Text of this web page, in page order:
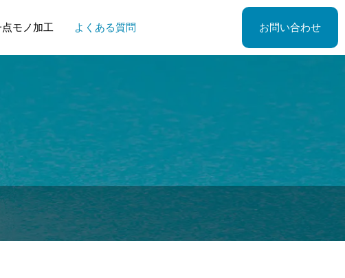
点モノ加工 よくある質問 お問い合わせ